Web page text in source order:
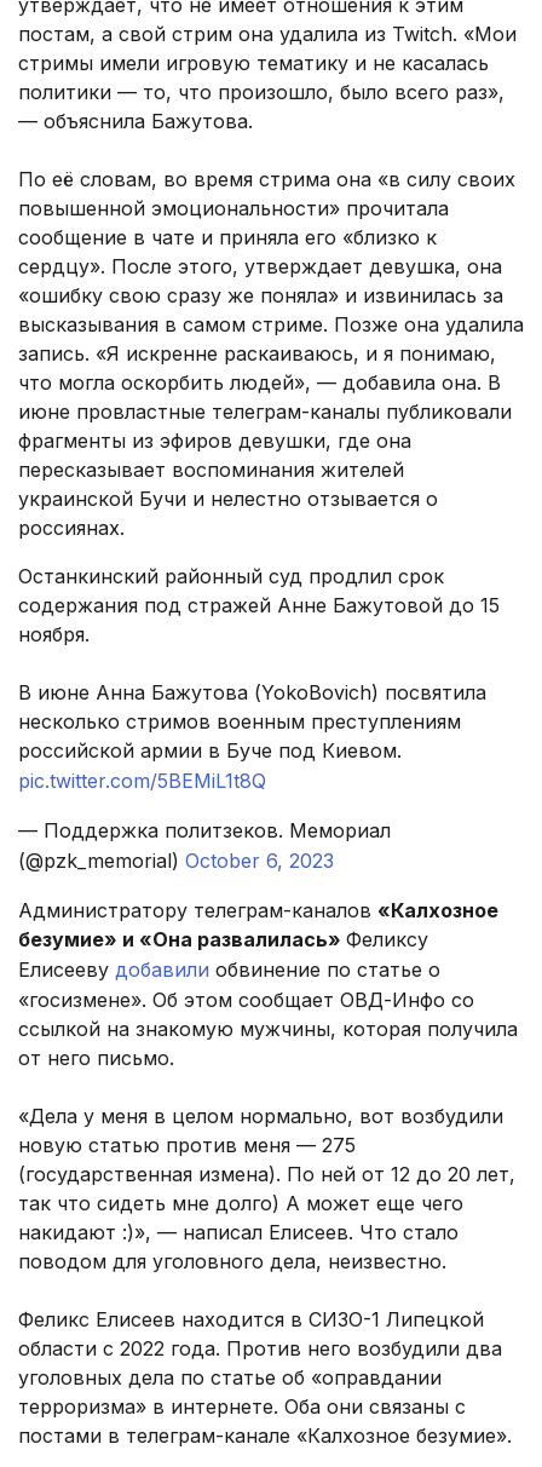
утверждает, что не имеет отношения к этим
постам, а свой стрим она удалила из Twitch. «Мои
стримы имели игровую тематику и не касалась
политики — то, что произошло, было всего раз»,
— объяснила Бажутова.
По её словам, во время стрима она «в силу своих
повышенной эмоциональности» прочитала
сообщение в чате и приняла его «близко к
сердцу». После этого, утверждает девушка, она
«ошибку свою сразу же поняла» и извинилась за
высказывания в самом стриме. Позже она удалила
запись. «Я искренне раскаиваюсь, и я понимаю,
что могла оскорбить людей», — добавила она. В
июне провластные телеграм-каналы публиковали
фрагменты из эфиров девушки, где она
пересказывает воспоминания жителей
украинской Бучи и нелестно отзывается о
россиянах.
Останкинский районный суд продлил срок
содержания под стражей Анне Бажутовой до 15
ноября.
В июне Анна Бажутова (YokoBovich) посвятила
несколько стримов военным преступлениям
российской армии в Буче под Киевом.
pic.twitter.com/5BEMiL1t8Q
— Поддержка политзеков. Мемориал
(@pzk_memorial) October 6, 2023
Администратору телеграм-каналов «Калхозное
безумие» и «Она развалилась» Феликсу
Елисееву добавили обвинение по статье о
«госизмене». Об этом сообщает ОВД-Инфо со
ссылкой на знакомую мужчины, которая получила
от него письмо.
«Дела у меня в целом нормально, вот возбудили
новую статью против меня — 275
(государственная измена). По ней от 12 до 20 лет,
так что сидеть мне долго) А может еще чего
накидают :)», — написал Елисеев. Что стало
поводом для уголовного дела, неизвестно.
Феликс Елисеев находится в СИЗО-1 Липецкой
области с 2022 года. Против него возбудили два
уголовных дела по статье об «оправдании
терроризма» в интернете. Оба они связаны с
постами в телеграм-канале «Калхозное безумие».